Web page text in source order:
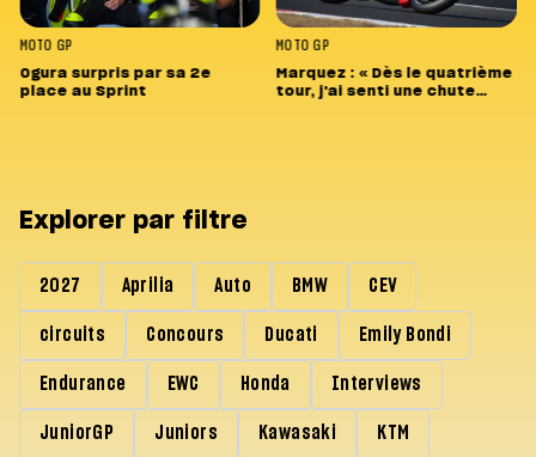
MOTO GP
Ogura surpris par sa 2e
place au Sprint
MOTO GP
Marquez : « Dès le quatrième
tour, j'ai senti une chute
Explorer par filtre
2027 Aprilia Auto BMW CEV
circuits Concours Ducati Emily Bondi
Endurance EWC Honda Interviews
JuniorGP Juniors Kawasaki KTM